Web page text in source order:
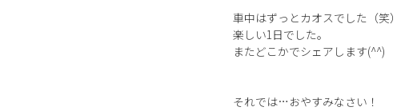
車中はずっとカオスでした（笑）
楽しい1日でした。
またどこかでシェアします(^^)
それでは…おやすみなさい！